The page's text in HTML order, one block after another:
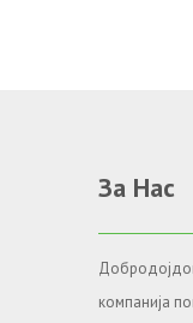
За Нас
компанија